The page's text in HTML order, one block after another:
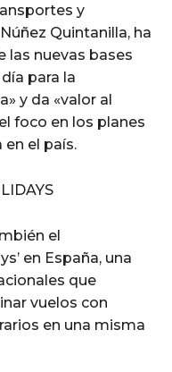
y
Quintanilla, ha
las nuevas bases
para la
y da «valor al
foco en los planes
el país.
el
en España, una
que
vuelos con
en una misma